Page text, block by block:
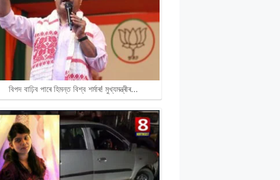
বিপদ বাঢ়িব পাৰে হিমন্ত বিশ্ব শৰ্মাৰ! মুখ্যমন্ত্ৰীৰ…